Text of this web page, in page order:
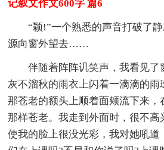
记叙文作文600字 篇6
“颖!”一个熟悉的声音打破了
源向窗外望去……
伴随着阵阵讥笑声，我看见
灰不溜秋的雨衣上闪着一滴滴的雨
那苍老的额头上顺着面颊流下来，
那样苍老。我走到外面时，很不高
使我的脸上很没光彩，我对她吼道